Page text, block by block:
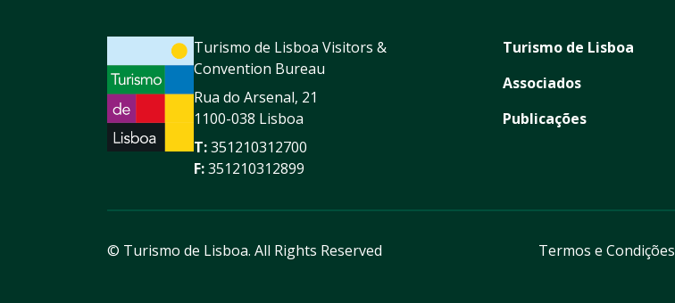
Turismo de Lisboa Visitors &
Convention Bureau
Rua do Arsenal, 21
1100-038 Lisboa
T:351210312700
F:351210312899
Turismo de Lisboa
Associados
Publicações
© Turismo de Lisboa. All Rights Reserved Termos e Condições